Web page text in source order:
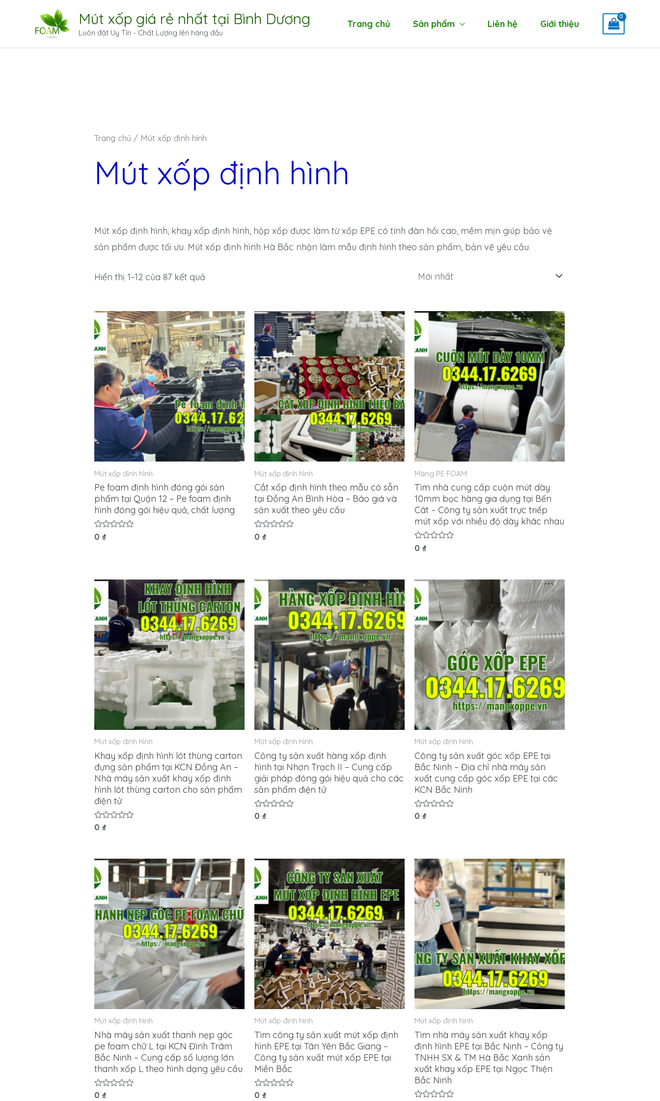
Mút xốp giá rẻ nhất tại Bình Dương
Luôn đặt Uy Tín - Chất Lượng lên hàng đầu
Trang chủ Sản phẩm Liên hệ Giới thiệu
Trang chủ / Mút xốp định hình
Mút xốp định hình
Mút xốp định hình, khay xốp định hình, hộp xốp được làm từ xốp EPE có tính đàn hồi cao, mềm mịn giúp bảo vệ
sản phẩm được tối ưu. Mút xốp định hình Hà Bắc nhận làm mẫu định hình theo sản phẩm, bản vẽ yêu cầu.
Hiển thị 1–12 của 87 kết quả
Mút xốp định hình
Pe foam định hình đóng gói sản
phẩm tại Quận 12 – Pe foam định
hình đóng gói hiệu quả, chất lượng
Được
0₫
Mút xốp định hình
Cắt xốp định hình theo mẫu có sẵn
tại Đồng An Bình Hòa – Báo giá và
sản xuất theo yêu cầu
Được
0 ₫
Màng PE FOAM
Tìm nhà cung cấp cuộn mút dày
10mm bọc hàng gia dụng tại Bến
Cát – Công ty sản xuất trực triếp
mút xốp với nhiều độ dày khác nhau
Được
sao
0 ₫
Mút xốp định hình
Khay xốp định hình lót thùng carton
đựng sản phẩm tại KCN Đồng An –
Nhà máy sản xuất khay xốp định
hình lót thùng carton cho sản phẩm
điện tử
Được
sao
0₫
Mút xốp định hình
Công ty sản xuất hàng xốp định
hình tại Nhơn Trạch II – Cung cấp
giải pháp đóng gói hiệu quả cho các
sản phẩm điện tử
Được
0 ₫
Mút xốp định hình
Công ty sản xuất góc xốp EPE tại
Bắc Ninh – Địa chỉ nhà máy sản
xuất cung cấp góc xốp EPE tại các
KCN Bắc Ninh
Được
0 ₫
Mút xốp định hình
Nhà máy sản xuất thanh nẹp góc
pe foam chữ L tại KCN Đình Trám
Bắc Ninh – Cung cấp số lượng lớn
thanh xốp L theo hình dạng yêu cầu
Được
0₫
Mút xốp định hình
Tìm công ty sản xuất mút xốp định
hình EPE tại Tân Yên Bắc Giang –
Công ty sản xuất mút xốp EPE tại
Miền Bắc
Được
0 ₫
Mút xốp định hình
Tìm nhà máy sản xuất khay xốp
định hình EPE tại Bắc Ninh – Công ty
TNHH SX & TM Hà Bắc Xanh sản
xuất khay xốp EPE tại Ngọc Thiện
Bắc Ninh